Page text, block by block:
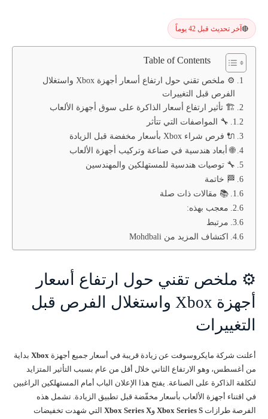
🔴 آخر تحديث قبل 42 يوماً
Table of Contents
⚙️ ملخص تقني حول ارتفاع أسعار أجهزة Xbox واستغلال
الفرص قبل التغييرات
🏗️ تأثير ارتفاع أسعار الذاكرة على سوق أجهزة الألعاب
🔧 المواصفات التي تتأثر
🔌 فرص شراء Xbox بأسعار مخفضة قبل الزيادة
🌐 أبعاد هندسية في صناعة وتركيب أجهزة الألعاب
🔧 توصيات هندسية للمستهلكين والمهندسين
🏁 خاتمة
📚 مقالات ذات صلة
معجب بهذه:
مرتبط
اكتشاف المزيد من Mohdbali
⚙️ ملخص تقني حول ارتفاع أسعار
أجهزة Xbox واستغلال الفرص قبل
التغييرات
أعلنت شركة مايكروسوفت عن زيادة قريبة في أسعار جميع أجهزة Xbox بداية
من أغسطس، وهو الارتفاع الثاني خلال أقل من عام بسبب التأثير المتزايد
لتكلفة الذاكرة على الصناعة. يفتح هذا الإعلان الباب أمام المستهلكين الراغبين
في اقتناء أجهزة الألعاب بأسعار مخفّضة قبل تطبيق الزيادة. تشمل هذه
الفرصة طرازات Xbox Series S وXbox Series X التي شهدت تخفيضات